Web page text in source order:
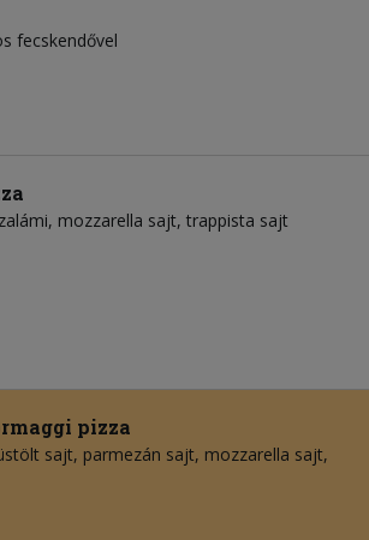
fecskendővel
mozzarella sajt trappista sajt
pizza
sajt parmezán sajt mozzarella sajt